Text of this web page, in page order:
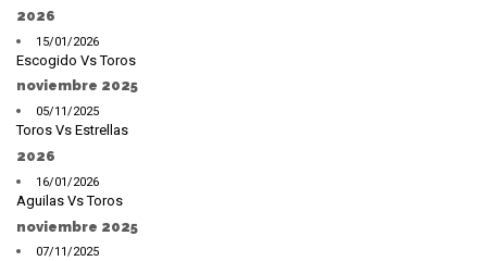
2026
15/01/2026
Escogido Vs Toros
noviembre 2025
05/11/2025
Toros Vs Estrellas
2026
16/01/2026
Aguilas Vs Toros
noviembre 2025
07/11/2025